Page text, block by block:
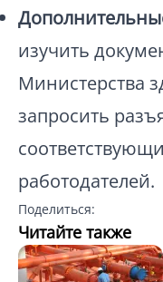
изучить
Министерства
запросить
работодателей.
Поделиться:
Читайте также